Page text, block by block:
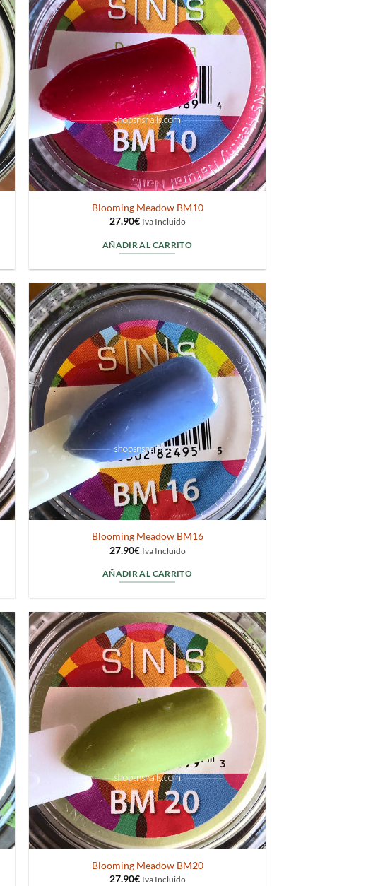
Blooming Meadow BM10
27.90€ Iva Incluido
AÑADIR AL CARRITO
Blooming Meadow BM16
27.90€ Iva Incluido
AÑADIR AL CARRITO
Blooming Meadow BM20
27.90€ Iva Incluido